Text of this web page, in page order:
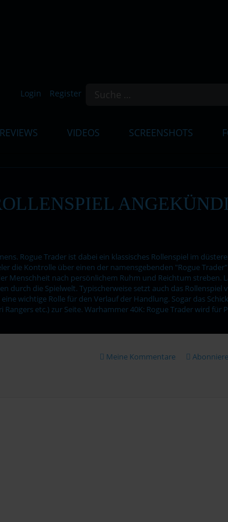
Login Register
REVIEWS VIDEOS SCREENSHOTS
Rogue Trader ist dabei ein klassisches Rollenspiel im
die Kontrolle über einen der namensgebenden "Rogue
Menschheit nach persönlichem Ruhm und Reichtum streben.
durch die Spielwelt. Typischerweise setzt auch das Rollenspiel
wichtige Rolle für den Verlauf der Handlung. Sogar das
etc.) zur Seite. Warhammer 40K: Rogue Trader wird für
Meine Kommentare